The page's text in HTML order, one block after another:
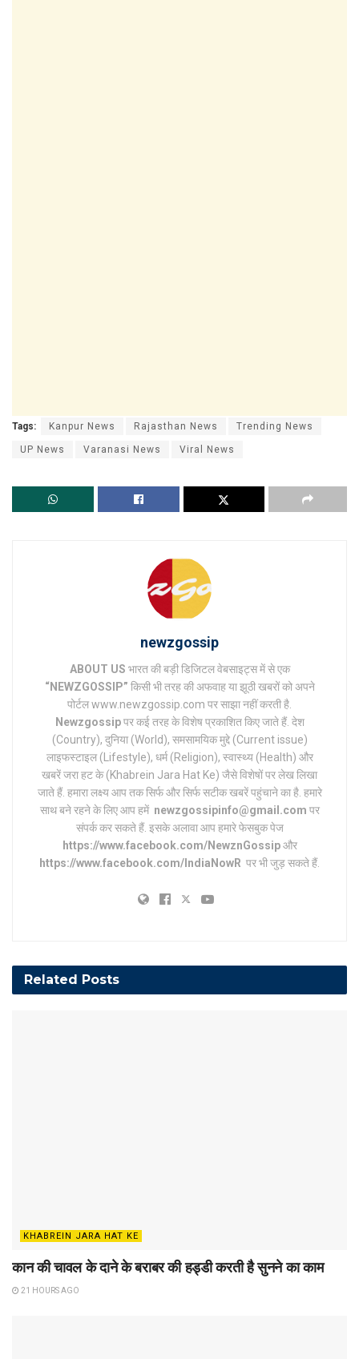
Tags: Kanpur News Rajasthan News Trending News
UP News Varanasi News Viral News
newzgossip
ABOUT US भारत की बड़ी डिजिटल वेबसाइट्स में से एक
“NEWZGOSSIP” किसी भी तरह की अफवाह या झूठी खबरों को अपने
पोर्टल www.newzgossip.com पर साझा नहीं करती है.
Newzgossipपर कई तरह के विशेष प्रकाशित किए जाते हैं. देश
(Country), दुनिया (World), समसामयिक मुद्दे (Current issue)
लाइफस्टाइल (Lifestyle), धर्म (Religion), स्वास्थ्य (Health) और
खबरें जरा हट के (Khabrein Jara Hat Ke) जैसे विशेषों पर लेख लिखा
जाते हैं. हमारा लक्ष्य आप तक सिर्फ और सिर्फ सटीक खबरें पहुंचाने का है. हमारे
साथ बने रहने के लिए आप हमें newzgossipinfo@gmail.com पर
संपर्क कर सकते हैं. इसके अलावा आप हमारे फेसबुक पेज
https://www.facebook.com/NewznGossipऔर
https://www.facebook.com/IndiaNowR पर भी जुड़ सकते हैं.
Related Posts
KHABREIN JARA HAT KE
कान की चावल के दाने के बराबर की हड्डी करती है सुनने का काम
21 HOURS AGO